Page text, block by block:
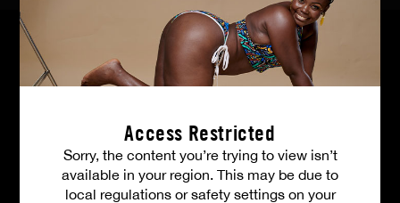
Access Restricted
Sorry, the content you’re trying to view isn’t
available in your region. This may be due to
local regulations or safety settings on your
Vos avantages membres